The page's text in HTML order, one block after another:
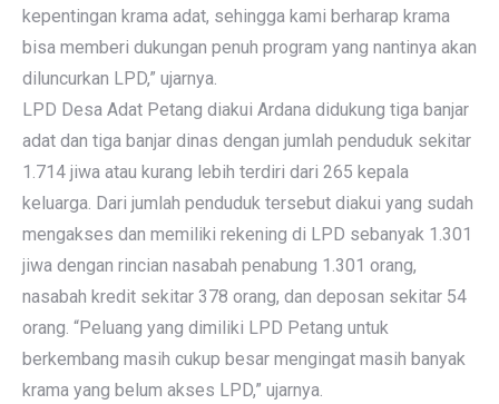
kepentingan krama adat, sehingga kami berharap krama
bisa memberi dukungan penuh program yang nantinya akan
diluncurkan LPD,” ujarnya.
LPD Desa Adat Petang diakui Ardana didukung tiga banjar
adat dan tiga banjar dinas dengan jumlah penduduk sekitar
1.714 jiwa atau kurang lebih terdiri dari 265 kepala
keluarga. Dari jumlah penduduk tersebut diakui yang sudah
mengakses dan memiliki rekening di LPD sebanyak 1.301
jiwa dengan rincian nasabah penabung 1.301 orang,
nasabah kredit sekitar 378 orang, dan deposan sekitar 54
orang. “Peluang yang dimiliki LPD Petang untuk
berkembang masih cukup besar mengingat masih banyak
krama yang belum akses LPD,” ujarnya.